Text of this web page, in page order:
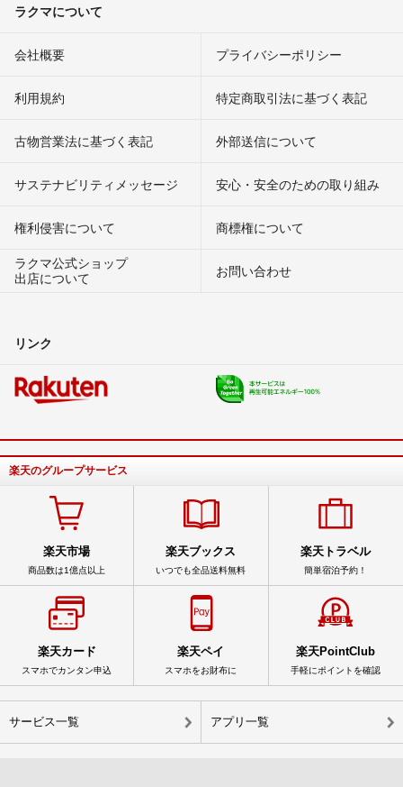
ラクマについて
会社概要 プライバシーポリシー
利用規約 特定商取引法に基づく表記
古物営業法に基づく表記 外部送信について
サステナビリティメッセージ 安心・安全のための取り組み
権利侵害について
商標権について
ラクマ公式ショップ
出店について
お問い合わせ
リンク
楽天のグループサービス
楽天市場
商品数は1億点以上
楽天ブックス
いつでも全品送料無料
楽天トラベル
簡単宿泊予約！
楽天カード
スマホでカンタン申込
楽天ペイ
スマホをお財布に
楽天PointClub
手軽にポイントを確認
サービス一覧 アプリ一覧